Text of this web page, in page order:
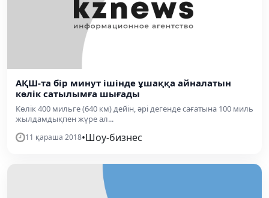
АҚШ-та бір минут ішінде ұшаққа айналатын
көлік сатылымға шығады
Көлік 400 мильге (640 км) дейін, әрі дегенде сағатына 100 миль
жылдамдықпен жүре ал...
11 қараша 2018•Шоу-бизнес